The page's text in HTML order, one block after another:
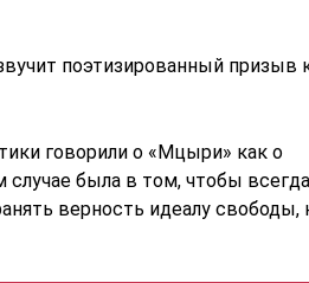
поэтизированный призыв
говорили о «Мцыри» как о
была в том, чтобы
верность идеалу свободы,